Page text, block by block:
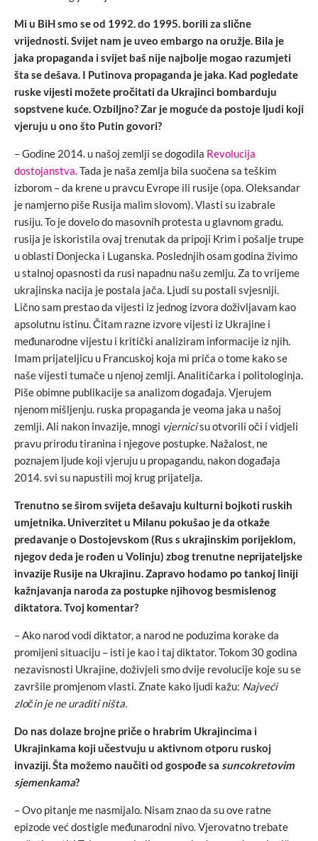
Mi u BiH smo se od 1992. do 1995. borili za slične
vrijednosti. Svijet nam je uveo embargo na oružje. Bila je
jaka propaganda i svijet baš nije najbolje mogao razumjeti
šta se dešava. I Putinova propaganda je jaka. Kad pogledate
ruske vijesti možete pročitati da Ukrajinci bombarduju
sopstvene kuće. Ozbiljno? Zar je moguće da postoje ljudi koji
vjeruju u ono što Putin govori?
– Godine 2014. u našoj zemlji se dogodila Revolucija
dostojanstva. Tada je naša zemlja bila suočena sa teškim
izborom – da krene u pravcu Evrope ili rusije (opa. Oleksandar
je namjerno piše Rusija malim slovom). Vlasti su izabrale
rusiju. To je dovelo do masovnih protesta u glavnom gradu.
rusija je iskoristila ovaj trenutak da pripoji Krim i pošalje trupe
u oblasti Donjecka i Luganska. Poslednjih osam godina živimo
u stalnoj opasnosti da rusi napadnu našu zemlju. Za to vrijeme
ukrajinska nacija je postala jača. Ljudi su postali svjesniji.
Lično sam prestao da vijesti iz jednog izvora doživljavam kao
apsolutnu istinu. Čitam razne izvore vijesti iz Ukrajine i
međunarodne vijestu i kritički analiziram informacije iz njih.
Imam prijateljicu u Francuskoj koja mi priča o tome kako se
naše vijesti tumače u njenoj zemlji. Analitičarka i politologinja.
Piše obimne publikacije sa analizom događaja. Vjerujem
njenom mišljenju. ruska propaganda je veoma jaka u našoj
zemlji. Ali nakon invazije, mnogi vjernicisu otvorili oči i vidjeli
pravu prirodu tiranina i njegove postupke. Nažalost, ne
poznajem ljude koji vjeruju u propagandu, nakon događaja
2014. svi su napustili moj krug prijatelja.
Trenutno se širom svijeta dešavaju kulturni bojkoti ruskih
umjetnika. Univerzitet u Milanu pokušao je da otkaže
predavanje o Dostojevskom (Rus s ukrajinskim porijeklom,
njegov deda je rođen u Volinju) zbog trenutne neprijateljske
invazije Rusije na Ukrajinu. Zapravo hodamo po tankoj liniji
kažnjavanja naroda za postupke njihovog besmislenog
diktatora. Tvoj komentar?
– Ako narod vodi diktator, a narod ne poduzima korake da
promijeni situaciju – isti je kao i taj diktator. Tokom 30 godina
nezavisnosti Ukrajine, doživjeli smo dvije revolucije koje su se
završile promjenom vlasti. Znate kako ljudi kažu: Najveći
zločin je ne uraditi ništa.
Do nas dolaze brojne priče o hrabrim Ukrajincima i
Ukrajinkama koji učestvuju u aktivnom otporu ruskoj
invaziji. Šta možemo naučiti od gospođe sa suncokretovim
sjemenkama?
– Ovo pitanje me nasmijalo. Nisam znao da su ove ratne
epizode već dostigle međunarodni nivo. Vjerovatno trebate